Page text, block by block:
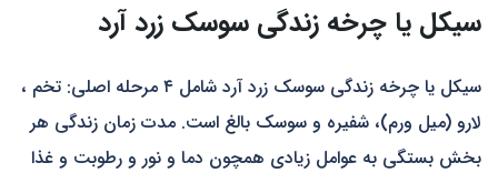
سیکل یا چرخه زندگی سوسک زرد آرد
سیکل یا چرخه زندگی سوسک زرد آرد شامل ۴ مرحله اصلی: تخم ،
لارو (میل ورم)، شفیره و سوسک بالغ است. مدت زمان زندگی هر
بخش بستگی به عوامل زیادی همچون دما و نور و رطوبت و غذا